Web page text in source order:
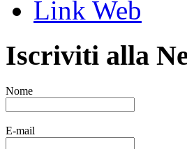
Link Web
Iscriviti alla
Nome
E-mail